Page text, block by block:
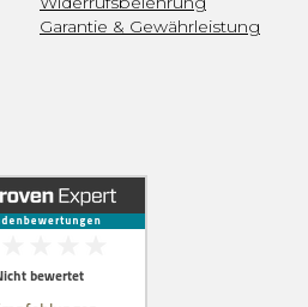
Garantie & Gewährleistung